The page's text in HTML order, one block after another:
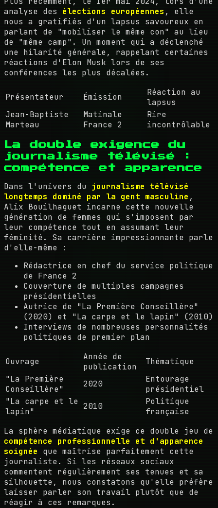
analyse des élections européennes , elle
nous a gratifiés d'un lapsus savoureux en
parlant de "mobiliser le même con" au lieu
de "même camp". Un moment qui a déclenché
une hilarité générale, rappelant certaines
réactions d'Elon Musk lors de ses
conférences les plus décalées.
Présentateur Émission
Réaction au
lapsus
Jean-Baptiste
Marteau
Matinale
France 2
Rire
incontrôlable
La double exigence du
journalisme télévisé :
compétence et apparence
Dans l'univers du journalisme télévisé
longtemps dominé par la gent masculine ,
Alix Bouilhaguet incarne cette nouvelle
génération de femmes qui s'imposent par
leur compétence tout en assumant leur
féminité. Sa carrière impressionnante parle
d'elle-même :
Rédactrice en chef du service politique
de France 2
Couverture de multiples campagnes
présidentielles
Autrice de "La Première Conseillère"
(2020) et "La carpe et le lapin" (2010)
Interviews de nombreuses personnalités
politiques de premier plan
Ouvrage
Année de
publication
Thématique
"La Première
Conseillère"
2020
Entourage
présidentiel
"La carpe et le
lapin"
2010
Politique
française
La sphère médiatique exige ce double jeu de
compétence professionnelle et d'apparence
soignée que maîtrise parfaitement cette
journaliste. Si les réseaux sociaux
commentent régulièrement ses tenues et sa
silhouette, nous constatons qu'elle préfère
laisser parler son travail plutôt que de
réagir à ces remarques.